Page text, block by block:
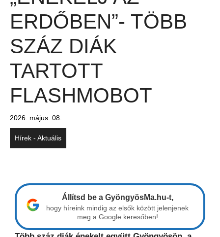
ERDŐBEN”- TÖBB
SZÁZ DIÁK
TARTOTT
FLASHMOBOT
2026. május. 08.
Hírek - Aktuális
Állítsd be a GyöngyösMa.hu-t,
hogy híreink mindig az elsők között jelenjenek
meg a Google keresőben!